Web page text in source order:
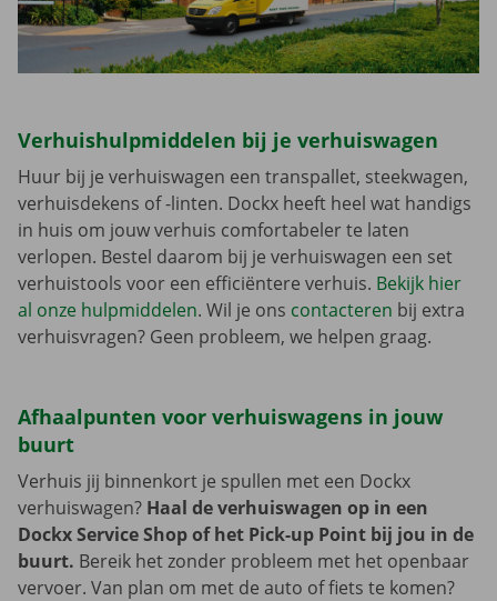
Verhuishulpmiddelen bij je verhuiswagen
Huur bij je verhuiswagen een transpallet, steekwagen,
verhuisdekens of -linten. Dockx heeft heel wat handigs
in huis om jouw verhuis comfortabeler te laten
verlopen. Bestel daarom bij je verhuiswagen een set
verhuistools voor een efficiëntere verhuis. Bekijk hier
al onze hulpmiddelen. Wil je ons contacteren bij extra
verhuisvragen? Geen probleem, we helpen graag.
Afhaalpunten voor verhuiswagens in jouw
buurt
Verhuis jij binnenkort je spullen met een Dockx
verhuiswagen? Haal de verhuiswagen op in een
Dockx Service Shop of het Pick-up Point bij jou in de
buurt. Bereik het zonder probleem met het openbaar
vervoer. Van plan om met de auto of fiets te komen?